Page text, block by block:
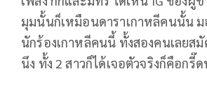
มุมนั้นก็เหมือนดาราเกาหลีคนนั้น
นักร้องเกาหลีคนนี้ ทั้งสองคนเลยส
นึง ทั้ง 2 สาวก็ได้เจอตัวจริงก็คือกรี๊